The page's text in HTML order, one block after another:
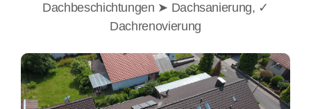
Dachbeschichtungen ➤ Dachsanierung, ✓
Dachrenovierung